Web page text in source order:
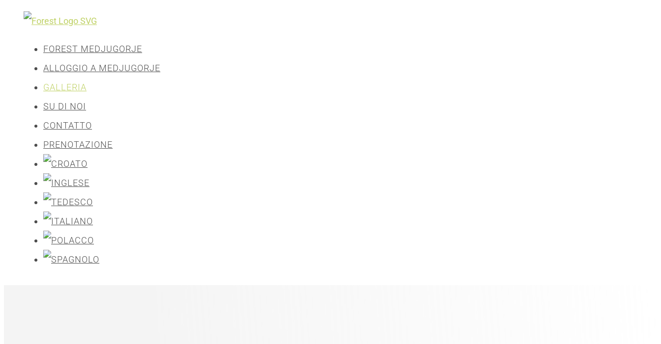
FOREST MEDJUGORJE
ALLOGGIO A MEDJUGORJE
GALLERIA
SU DI NOI
CONTATTO
PRENOTAZIONE